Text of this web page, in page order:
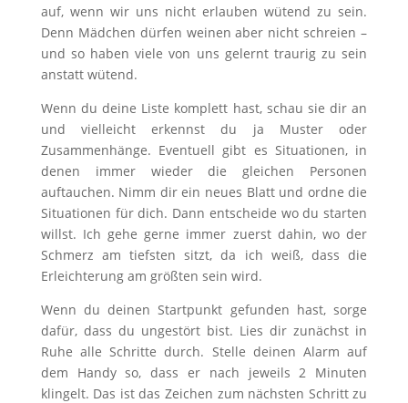
auf, wenn wir uns nicht erlauben wütend zu sein.
Denn Mädchen dürfen weinen aber nicht schreien –
und so haben viele von uns gelernt traurig zu sein
anstatt wütend.
Wenn du deine Liste komplett hast, schau sie dir an
und vielleicht erkennst du ja Muster oder
Zusammenhänge. Eventuell gibt es Situationen, in
denen immer wieder die gleichen Personen
auftauchen. Nimm dir ein neues Blatt und ordne die
Situationen für dich. Dann entscheide wo du starten
willst. Ich gehe gerne immer zuerst dahin, wo der
Schmerz am tiefsten sitzt, da ich weiß, dass die
Erleichterung am größten sein wird.
Wenn du deinen Startpunkt gefunden hast, sorge
dafür, dass du ungestört bist. Lies dir zunächst in
Ruhe alle Schritte durch. Stelle deinen Alarm auf
dem Handy so, dass er nach jeweils 2 Minuten
klingelt. Das ist das Zeichen zum nächsten Schritt zu